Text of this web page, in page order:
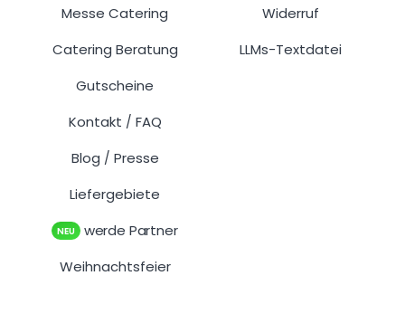
Messe Catering
Catering Beratung
Gutscheine
Kontakt / FAQ
Blog / Presse
Liefergebiete
NEU werde Partner
Weihnachtsfeier
Widerruf
LLMs-Textdatei